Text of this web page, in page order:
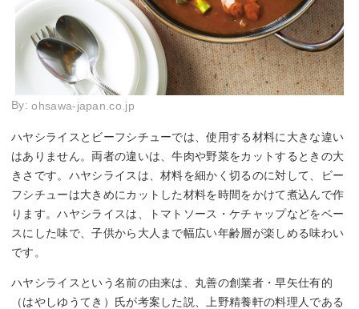
By:ohsawa-japan.co.jp
ハヤシライスとビーフシチューでは、使用する材料に大きな違い
はありません。両者の違いは、牛肉や野菜をカットするときの大
きさです。ハヤシライスは、材料を細かく切るのに対して、ビー
フシチューは大きめにカットした材料を時間をかけて煮込んで作
ります。ハヤシライスは、トマトソース・ケチャップなどをベー
スにした味で、子供から大人まで幅広い年齢層が楽しめる味わい
です。
ハヤシライスという名前の由来は、丸善の創業者・早矢仕有的
（はやしゆうてき）氏が考案した説、上野精養軒の料理人である